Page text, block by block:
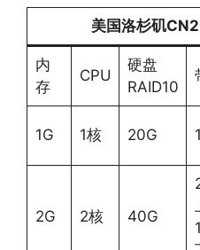
美国洛杉矶
内
存
CPU
硬盘
RAID10
1G 1核 20G
2G 2核 40G